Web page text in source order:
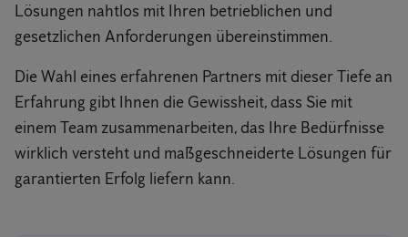
Lösungen nahtlos mit Ihren betrieblichen und
gesetzlichen Anforderungen übereinstimmen.
Die Wahl eines erfahrenen Partners mit dieser Tiefe an
Erfahrung gibt Ihnen die Gewissheit, dass Sie mit
einem Team zusammenarbeiten, das Ihre Bedürfnisse
wirklich versteht und maßgeschneiderte Lösungen für
garantierten Erfolg liefern kann.